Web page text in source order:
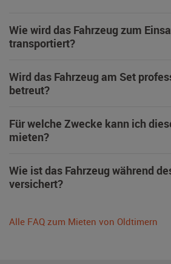
Wie wird das Fahrzeug zum
transportiert?
Wird das Fahrzeug am Set
betreut?
Für welche Zwecke kann ich
mieten?
Wie ist das Fahrzeug während
versichert?
Alle FAQ zum Mieten von Oldtimern